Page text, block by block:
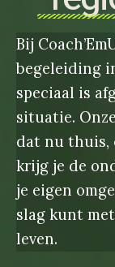
Bij
begeleiding
speciaal is
situatie.
dat nu thuis,
krijg je de
je eigen
slag kunt
leven.